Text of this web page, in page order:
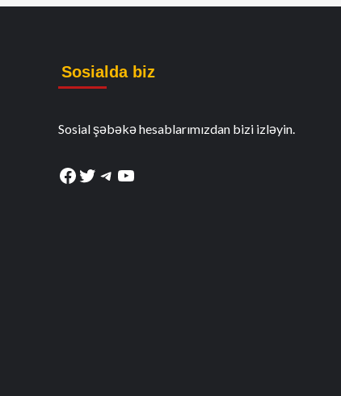
Sosialda biz
Sosial şəbəkə hesablarımızdan bizi izləyin.
Facebook
Twitter
Telegram
YouTube